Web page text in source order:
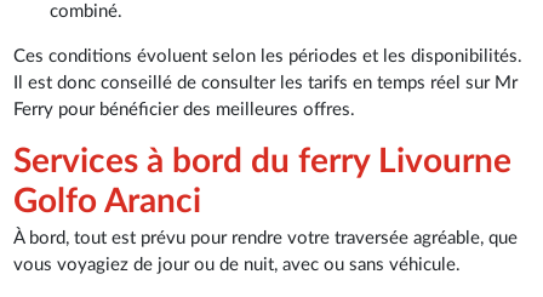
combiné.
Ces conditions évoluent selon les périodes et les disponibilités.
Il est donc conseillé de consulter les tarifs en temps réel sur Mr
Ferry pour bénéficier des meilleures offres.
Services à bord du ferry Livourne
Golfo Aranci
À bord, tout est prévu pour rendre votre traversée agréable, que
vous voyagiez de jour ou de nuit, avec ou sans véhicule.